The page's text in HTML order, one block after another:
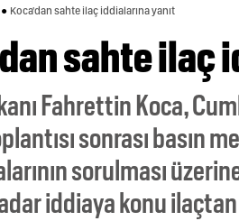
Koca'dan sahte ilaç iddialarına yanıt
sahte ilaç
Fahrettin Koca,
sonrası basın
sorulması
iddiaya konu